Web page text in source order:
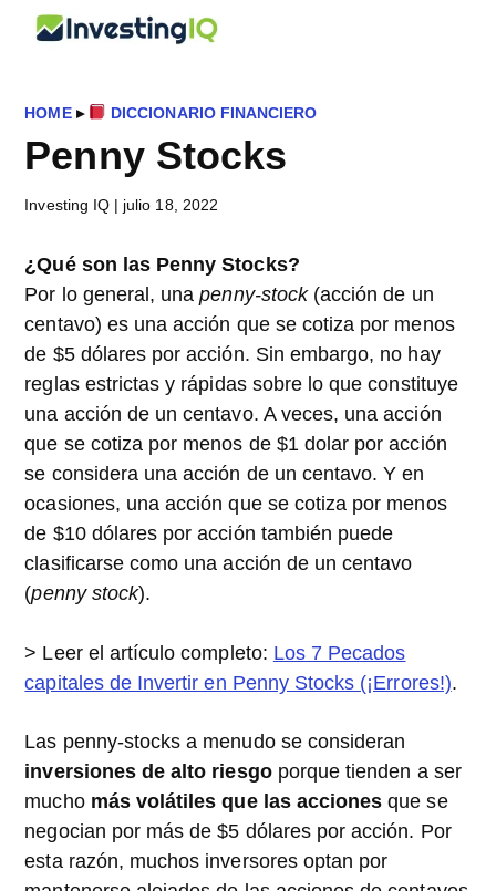
Saltar
principal
Saltar
barra
principal
Saltar
InvestingIQ
Smart
Simple
Investing
Tips
HOME▸ DICCIONARIO FINANCIERO
Penny Stocks
Investing IQ | julio 18, 2022
¿Qué son las Penny Stocks?
Por lo general, unapenny-stock(acción de un
centavo) es una acción que se cotiza por menos
de $5 dólares por acción. Sin embargo, no hay
reglas estrictas y rápidas sobre lo que constituye
una acción de un centavo. A veces, una acción
que se cotiza por menos de $1 dolar por acción
se considera una acción de un centavo. Y en
ocasiones, una acción que se cotiza por menos
de $10 dólares por acción también puede
clasificarse como una acción de un centavo
(penny stock).
> Leer el artículo completo: Los 7 Pecados
capitales de Invertir en Penny Stocks (¡Errores!).
Las penny-stocks a menudo se consideran
inversiones de alto riesgoporque tienden a ser
mucho más volátiles que las acciones que se
negocian por más de $5 dólares por acción. Por
esta razón, muchos inversores optan por